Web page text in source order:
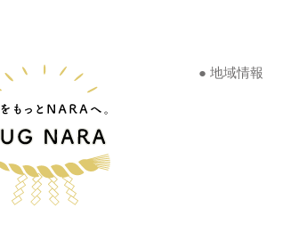
● 地域情報